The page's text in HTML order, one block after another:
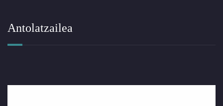
Antolatzailea